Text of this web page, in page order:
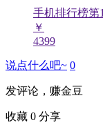
手机排行榜第
￥
4399
说点什么吧~ 0
发评论，赚金豆
收藏 0 分享